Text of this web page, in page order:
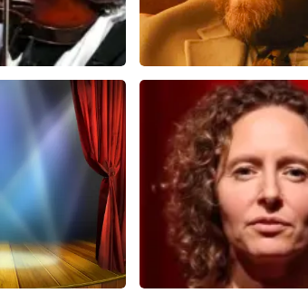
Teddy Swims
461laatste 30 minuten
BESTEL NU